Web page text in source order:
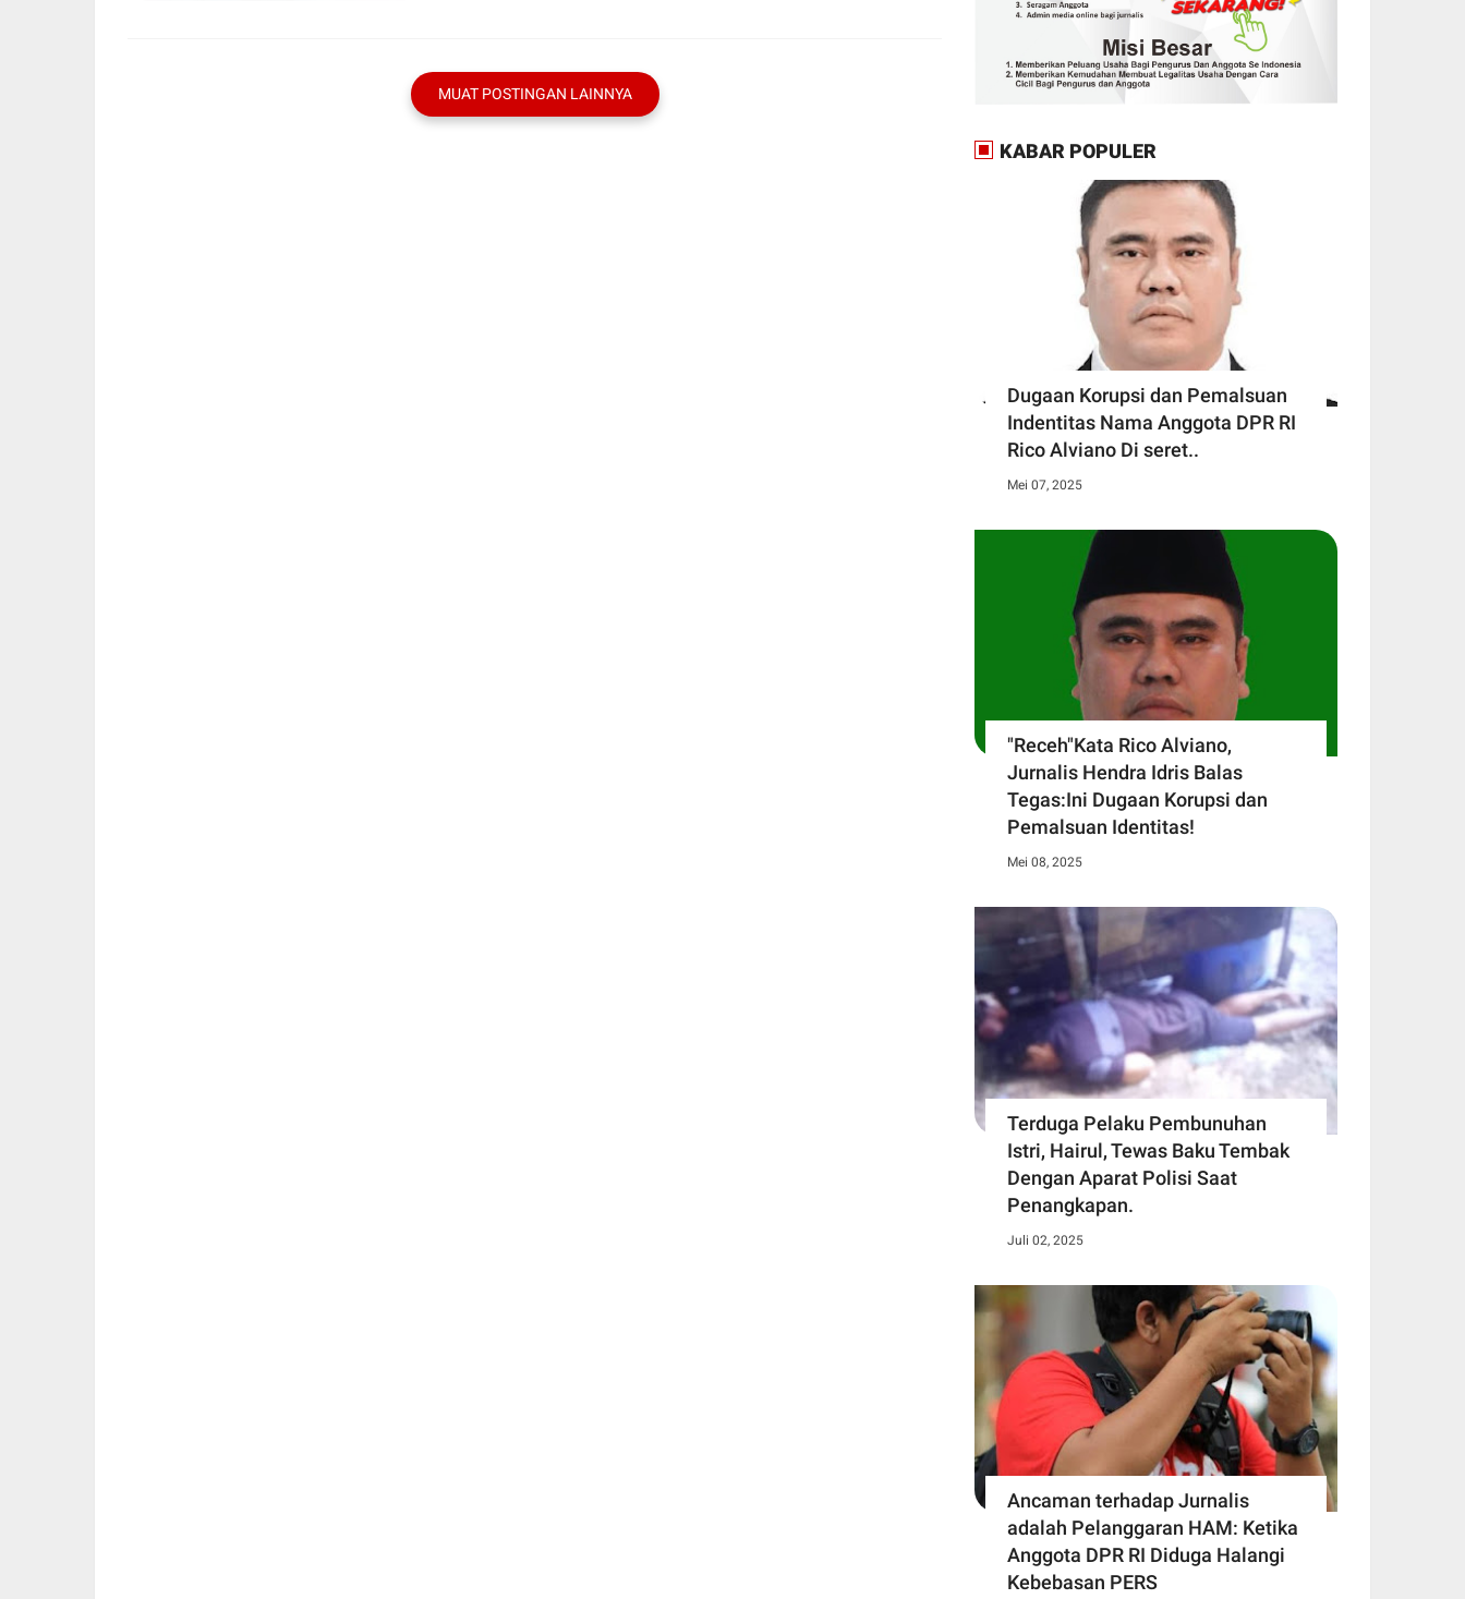
MUAT POSTINGAN LAINNYA
KABAR POPULER
Dugaan Korupsi dan Pemalsuan
Indentitas Nama Anggota DPR RI
Rico Alviano Di seret..
Mei 07, 2025
"Receh"Kata Rico Alviano,
Jurnalis Hendra Idris Balas
Tegas:Ini Dugaan Korupsi dan
Pemalsuan Identitas!
Mei 08, 2025
Terduga Pelaku Pembunuhan
Istri, Hairul, Tewas Baku Tembak
Dengan Aparat Polisi Saat
Penangkapan.
Juli 02, 2025
Ancaman terhadap Jurnalis
adalah Pelanggaran HAM: Ketika
Anggota DPR RI Diduga Halangi
Kebebasan PERS